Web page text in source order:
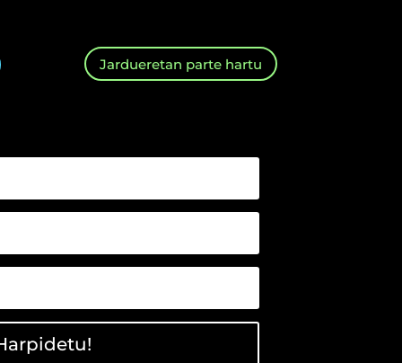
Jardueretan parte hartu